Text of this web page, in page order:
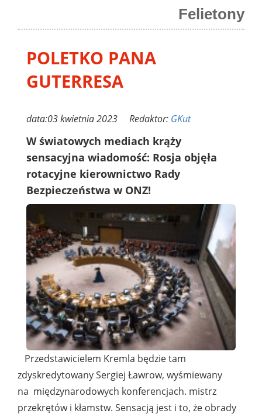
Felietony
POLETKO PANA
GUTERRESA
data:03 kwietnia 2023 Redaktor: GKut
W światowych mediach krąży
sensacyjna wiadomość: Rosja objęła
rotacyjne kierownictwo Rady
Bezpieczeństwa w ONZ!
Przedstawicielem Kremla będzie tam
zdyskredytowany Sergiej Ławrow, wyśmiewany
na międzynarodowych konferencjach. mistrz
przekrętów i kłamstw. Sensacją jest i to, że obrady